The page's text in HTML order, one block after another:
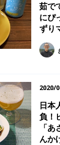
茹で
にぴ
ずり
2020/
日本
負！
「
んか